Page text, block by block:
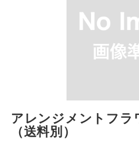
アレンジメントフ
（送料別）